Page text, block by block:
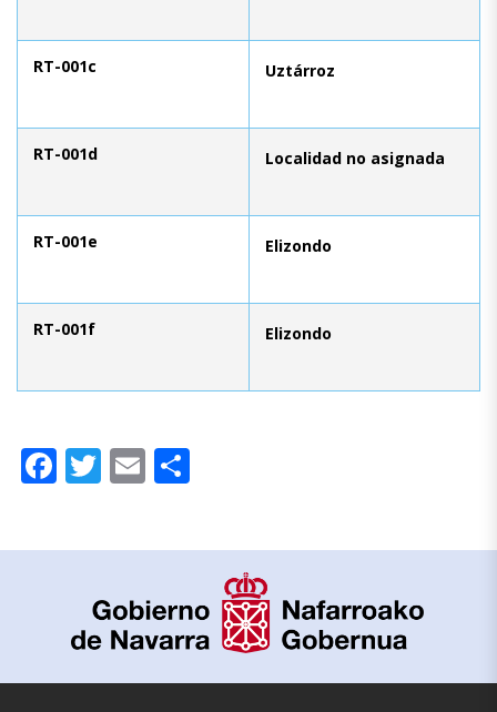
RT-001c Uztárroz
RT-001d Localidad no asignada
RT-001e Elizondo
RT-001f Elizondo
Facebook
Twitter
Email